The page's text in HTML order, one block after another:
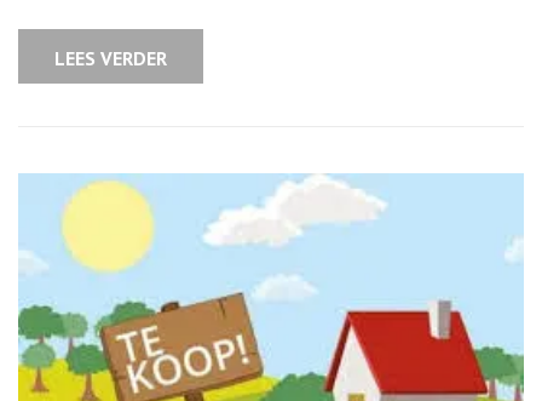
LEES VERDER